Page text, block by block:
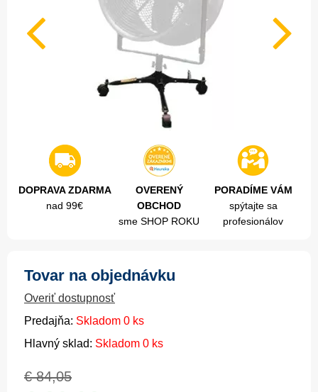
DOPRAVA ZDARMA
nad 99€
OVERENÝ
OBCHOD
sme SHOP ROKU
PORADÍME VÁM
spýtajte sa
profesionálov
Tovar na objednávku
Overiť dostupnosť
Predajňa: Skladom 0 ks
Hlavný sklad: Skladom 0 ks
€ 84,05